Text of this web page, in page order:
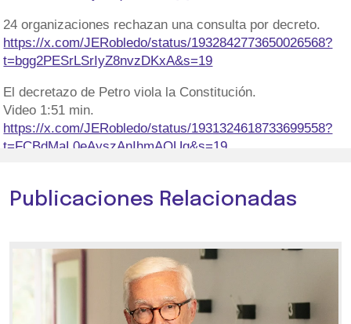
24 organizaciones rechazan una consulta por decreto.
https://x.com/JERobledo/status/1932842773650026568?
t=bgg2PESrLSrIyZ8nvzDKxA&s=19
El decretazo de Petro viola la Constitución.
Video 1:51 min.
https://x.com/JERobledo/status/1931324618733699558?
t=FCBdMaL0eAyszAnIhmAOUg&s=19
Publicaciones Relacionadas